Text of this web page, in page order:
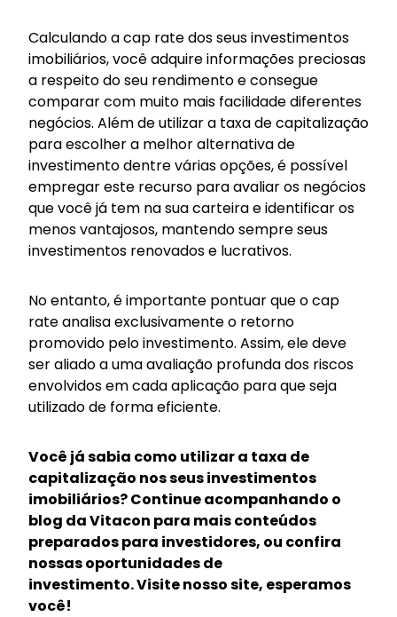
Calculando a cap rate dos seus investimentos
imobiliários, você adquire informações preciosas
a respeito do seu rendimento e consegue
comparar com muito mais facilidade diferentes
negócios. Além de utilizar a taxa de capitalização
para escolher a melhor alternativa de
investimento dentre várias opções, é possível
empregar este recurso para avaliar os negócios
que você já tem na sua carteira e identificar os
menos vantajosos, mantendo sempre seus
investimentos renovados e lucrativos.
No entanto, é importante pontuar que o cap
rate analisa exclusivamente o retorno
promovido pelo investimento. Assim, ele deve
ser aliado a uma avaliação profunda dos riscos
envolvidos em cada aplicação para que seja
utilizado de forma eficiente.
Você já sabia como utilizar a taxa de
capitalização nos seus investimentos
imobiliários? Continue acompanhando o
blog da Vitacon para mais conteúdos
preparados para investidores, ou confira
nossas oportunidades de
investimento.Visite nosso site, esperamos
você!